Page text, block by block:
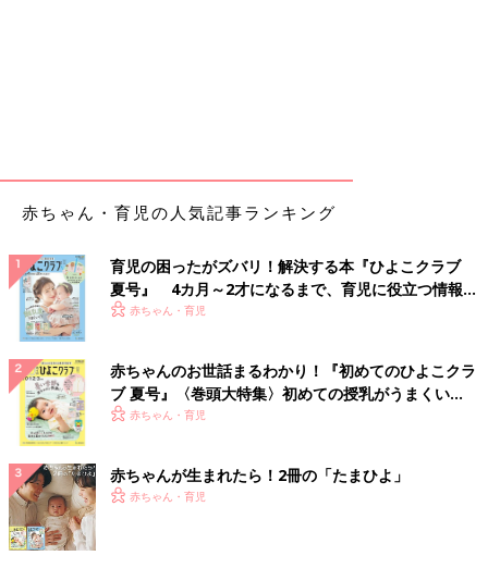
赤ちゃん・育児の人気記事ランキング
育児の困ったがズバリ！解決する本『ひよこクラブ
夏号』 4カ月～2才になるまで、育児に役立つ情報が
いっぱい！
赤ちゃん・育児
赤ちゃんのお世話まるわかり！『初めてのひよこクラ
ブ 夏号』〈巻頭大特集〉初めての授乳がうまくい
く！ おっぱい・ミルクの基本と夏のトラブル 解決テ
赤ちゃん・育児
赤ちゃんが生まれたら！2冊の「たまひよ」
赤ちゃん・育児